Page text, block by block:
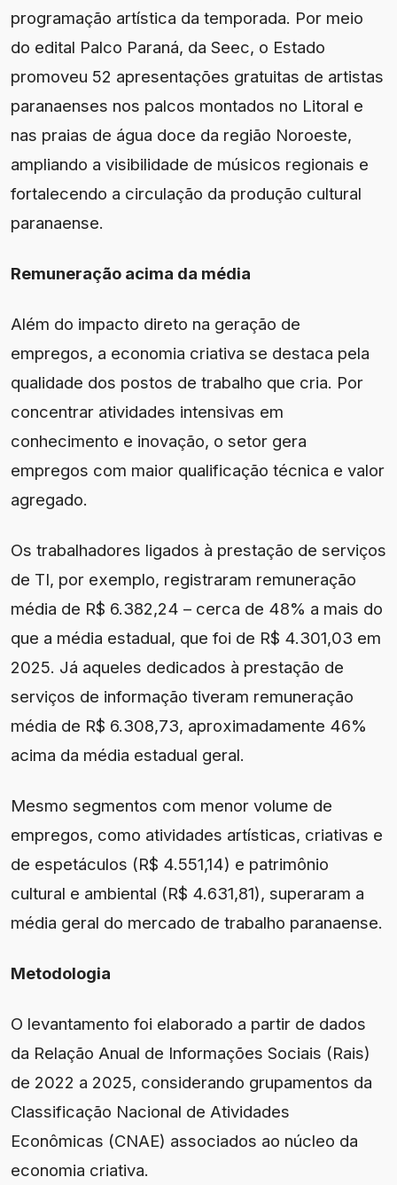
programação artística da temporada. Por meio
do edital Palco Paraná, da Seec, o Estado
promoveu 52 apresentações gratuitas de artistas
paranaenses nos palcos montados no Litoral e
nas praias de água doce da região Noroeste,
ampliando a visibilidade de músicos regionais e
fortalecendo a circulação da produção cultural
paranaense.
Remuneração acima da média
Além do impacto direto na geração de
empregos, a economia criativa se destaca pela
qualidade dos postos de trabalho que cria. Por
concentrar atividades intensivas em
conhecimento e inovação, o setor gera
empregos com maior qualificação técnica e valor
agregado.
Os trabalhadores ligados à prestação de serviços
de TI, por exemplo, registraram remuneração
média de R$ 6.382,24 – cerca de 48% a mais do
que a média estadual, que foi de R$ 4.301,03 em
2025. Já aqueles dedicados à prestação de
serviços de informação tiveram remuneração
média de R$ 6.308,73, aproximadamente 46%
acima da média estadual geral.
Mesmo segmentos com menor volume de
empregos, como atividades artísticas, criativas e
de espetáculos (R$ 4.551,14) e patrimônio
cultural e ambiental (R$ 4.631,81), superaram a
média geral do mercado de trabalho paranaense.
Metodologia
O levantamento foi elaborado a partir de dados
da Relação Anual de Informações Sociais (Rais)
de 2022 a 2025, considerando grupamentos da
Classificação Nacional de Atividades
Econômicas (CNAE) associados ao núcleo da
economia criativa.